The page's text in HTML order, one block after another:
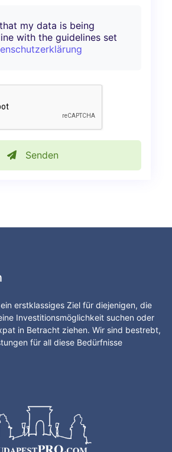
my data is being
with the guidelines set
Senden
erstklassiges Ziel für diejenigen, die
Investitionsmöglichkeit suchen oder
in Betracht ziehen. Wir sind bestrebt,
für all diese Bedürfnisse